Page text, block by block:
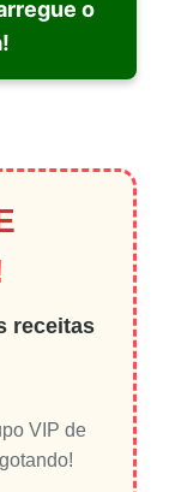
o
receitas
VIP de